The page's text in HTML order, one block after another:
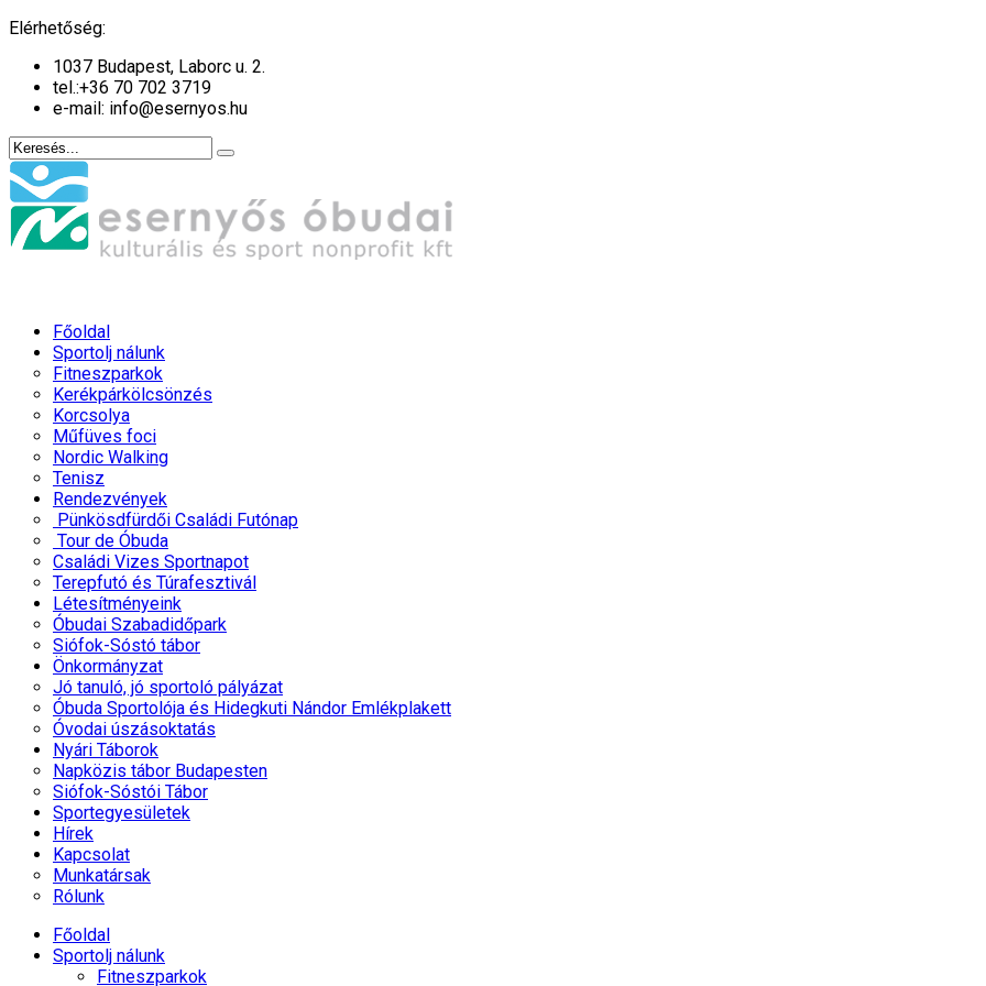
Elérhetőség:
1037 Budapest, Laborc u. 2.
tel.:+36 70 702 3719
e-mail: info@esernyos.hu
Főoldal
Sportolj nálunk
Fitneszparkok
Kerékpárkölcsönzés
Korcsolya
Műfüves foci
Nordic Walking
Tenisz
Rendezvények
Pünkösdfürdői Családi Futónap
Tour de Óbuda
Családi Vizes Sportnapot
Terepfutó és Túrafesztivál
Létesítményeink
Óbudai Szabadidőpark
Siófok-Sóstó tábor
Önkormányzat
Jó tanuló, jó sportoló pályázat
Óbuda Sportolója és Hidegkuti Nándor Emlékplakett
Óvodai úszásoktatás
Nyári Táborok
Napközis tábor Budapesten
Siófok-Sóstói Tábor
Sportegyesületek
Hírek
Kapcsolat
Munkatársak
Rólunk
Főoldal
Sportolj nálunk
Fitneszparkok
év
hónap
év
hónap